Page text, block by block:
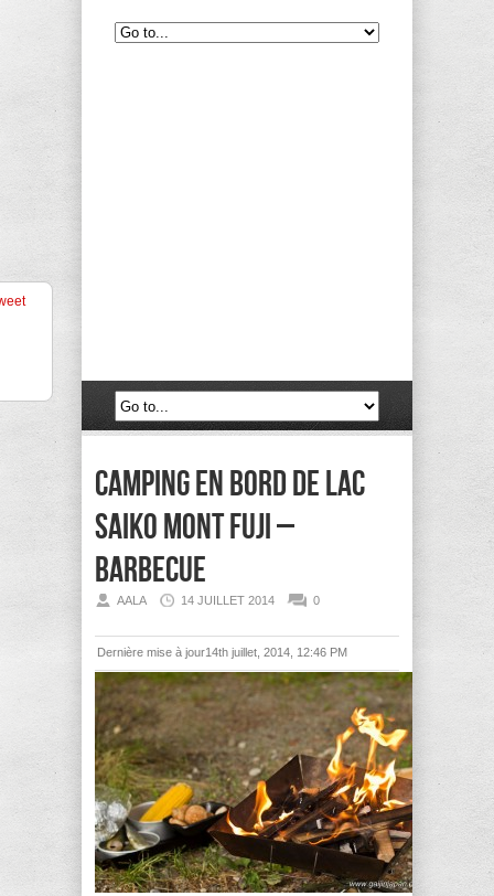
camping en bord de lac
Saiko Mont Fuji –
barbecue
AALA 14 JUILLET 2014 0
Dernière mise à jour14th juillet, 2014, 12:46 PM